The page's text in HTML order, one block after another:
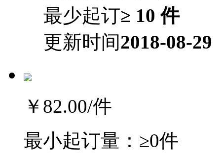
最少起订≥ 10 件
更新时间2018-08-29
￥82.00/件
最小起订量： ≥0件